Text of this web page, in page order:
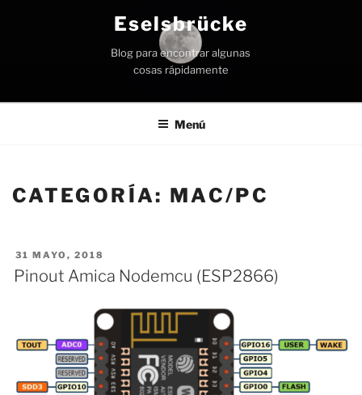
Eselsbrücke
Blog para encontrar algunas
cosas rápidamente
Menú
CATEGORÍA: MAC/PC
PUBLICADO
EN
31 MAYO, 2018
Pinout Amica Nodemcu (ESP2866)